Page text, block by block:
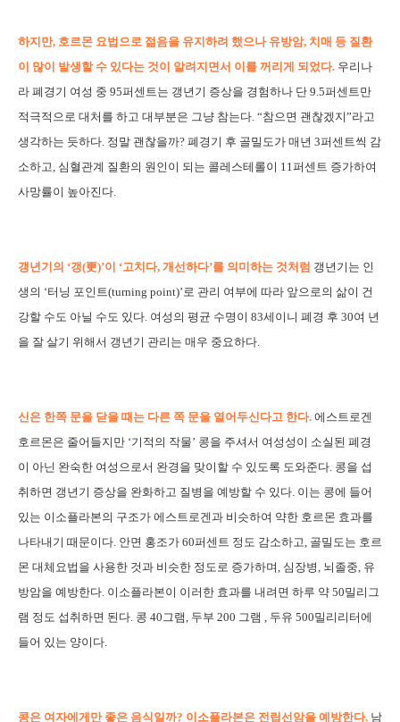
하지만, 호르몬 요법으로 젊음을 유지하려 했으나 유방암, 치매 등 질환
이 많이 발생할 수 있다는 것이 알려지면서 이를 꺼리게 되었다. 우리나
라 폐경기 여성 중 95퍼센트는 갱년기 증상을 경험하나 단 9.5퍼센트만
적극적으로 대처를 하고 대부분은 그냥 참는다. “참으면 괜찮겠지”라고
생각하는 듯하다. 정말 괜찮을까? 폐경기 후 골밀도가 매년 3퍼센트씩 감
소하고, 심혈관계 질환의 원인이 되는 콜레스테롤이 11퍼센트 증가하여
사망률이 높아진다.
갱년기의 ‘갱(更)’이 ‘고치다, 개선하다’를 의미하는 것처럼 갱년기는 인
생의 ‘터닝 포인트(turning point)’로 관리 여부에 따라 앞으로의 삶이 건
강할 수도 아닐 수도 있다. 여성의 평균 수명이 83세이니 폐경 후 30여 년
을 잘 살기 위해서 갱년기 관리는 매우 중요하다.
신은 한쪽 문을 닫을 때는 다른 쪽 문을 열어두신다고 한다. 에스트로겐
호르몬은 줄어들지만 ‘기적의 작물’ 콩을 주셔서 여성성이 소실된 폐경
이 아닌 완숙한 여성으로서 완경을 맞이할 수 있도록 도와준다. 콩을 섭
취하면 갱년기 증상을 완화하고 질병을 예방할 수 있다. 이는 콩에 들어
있는 이소플라본의 구조가 에스트로겐과 비슷하여 약한 호르몬 효과를
나타내기 때문이다. 안면 홍조가 60퍼센트 정도 감소하고, 골밀도는 호르
몬 대체요법을 사용한 것과 비슷한 정도로 증가하며, 심장병, 뇌졸중, 유
방암을 예방한다. 이소플라본이 이러한 효과를 내려면 하루 약 50밀리그
램 정도 섭취하면 된다. 콩 40그램, 두부 200 그램 , 두유 500밀리리터에
들어 있는 양이다.
콩은 여자에게만 좋은 음식일까? 이소플라본은 전립선암을 예방한다. 남